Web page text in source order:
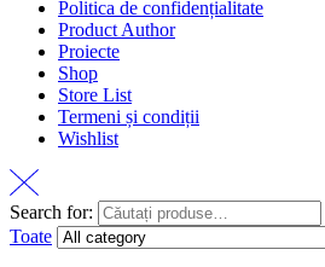
Politica de confidențialitate
Product Author
Proiecte
Shop
Store List
Termeni și condiții
Wishlist
Search for:
Toate